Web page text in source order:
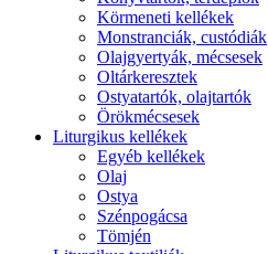
Körmeneti kellékek
Monstranciák, custódiák
Olajgyertyák, mécsesek
Oltárkeresztek
Ostyatartók, olajtartók
Örökmécsesek
Liturgikus kellékek
Egyéb kellékek
Olaj
Ostya
Szénpogácsa
Tömjén